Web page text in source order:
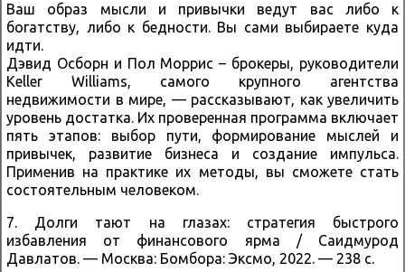
Ваш образ мысли и привычки ведут вас либо к
богатству, либо к бедности. Вы сами выбираете куда
идти.
Дэвид Осборн и Пол Моррис – брокеры, руководители
Keller Williams, самого крупного агентства
недвижимости в мире, — рассказывают, как увеличить
уровень достатка. Их проверенная программа включает
пять этапов: выбор пути, формирование мыслей и
привычек, развитие бизнеса и создание импульса.
Применив на практике их методы, вы сможете стать
состоятельным человеком.
7. Долги тают на глазах: стратегия быстрого
избавления от финансового ярма / Саидмурод
Давлатов. — Москва: Бомбора: Эксмо, 2022. — 238 с.